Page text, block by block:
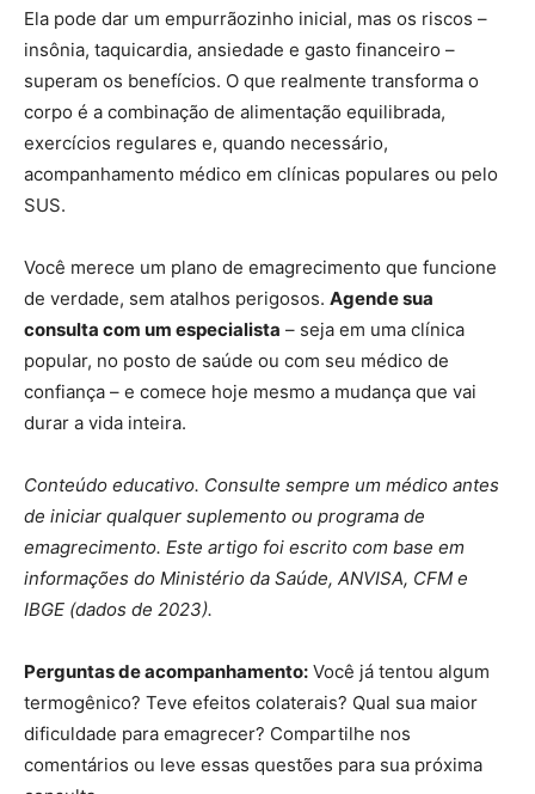
Ela pode dar um empurrãozinho inicial, mas os riscos –
insônia, taquicardia, ansiedade e gasto financeiro –
superam os benefícios. O que realmente transforma o
corpo é a combinação de alimentação equilibrada,
exercícios regulares e, quando necessário,
acompanhamento médico em clínicas populares ou pelo
SUS.
Você merece um plano de emagrecimento que funcione
de verdade, sem atalhos perigosos. Agende sua
consulta com um especialista – seja em uma clínica
popular, no posto de saúde ou com seu médico de
confiança – e comece hoje mesmo a mudança que vai
durar a vida inteira.
Conteúdo educativo. Consulte sempre um médico antes
de iniciar qualquer suplemento ou programa de
emagrecimento. Este artigo foi escrito com base em
informações do Ministério da Saúde, ANVISA, CFM e
IBGE (dados de 2023).
Perguntas de acompanhamento: Você já tentou algum
termogênico? Teve efeitos colaterais? Qual sua maior
dificuldade para emagrecer? Compartilhe nos
comentários ou leve essas questões para sua próxima